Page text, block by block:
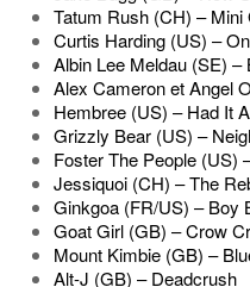
Tatum Rush (CH) – Mini
Curtis Harding (US) –
Albin Lee Meldau (SE) –
Alex Cameron et Angel
Hembree (US) – Had It
Grizzly Bear (US) –
Foster The People (US)
Jessiquoi (CH) – The
Ginkgoa (FR/US) – Boy
Goat Girl (GB) – Crow
Mount Kimbie (GB) –
Alt-J (GB) – Deadcrush